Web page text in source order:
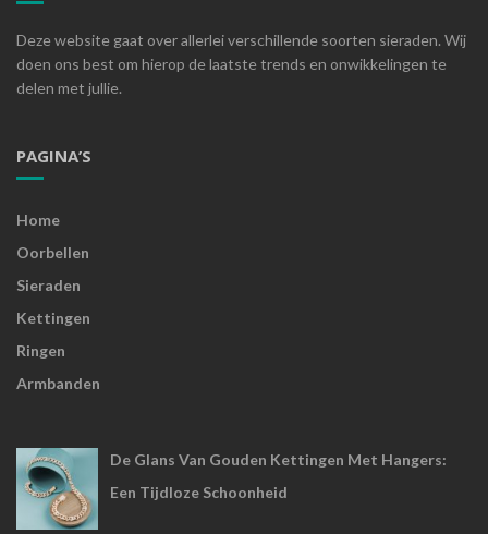
Deze website gaat over allerlei verschillende soorten sieraden. Wij
doen ons best om hierop de laatste trends en onwikkelingen te
delen met jullie.
PAGINA’S
Home
Oorbellen
Sieraden
Kettingen
Ringen
Armbanden
De Glans Van Gouden Kettingen Met Hangers:
Een Tijdloze Schoonheid